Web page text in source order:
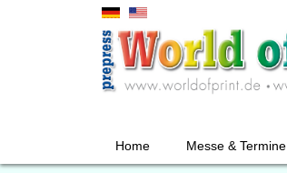
Home Messe & Termine